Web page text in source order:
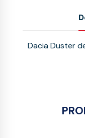
Dacia Duster